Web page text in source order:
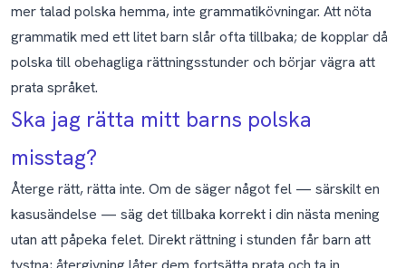
mer talad polska hemma, inte grammatikövningar. Att nöta
grammatik med ett litet barn slår ofta tillbaka; de kopplar då
polska till obehagliga rättningsstunder och börjar vägra att
prata språket.
Ska jag rätta mitt barns polska
misstag?
Återge rätt, rätta inte. Om de säger något fel — särskilt en
kasusändelse — säg det tillbaka korrekt i din nästa mening
utan att påpeka felet. Direkt rättning i stunden får barn att